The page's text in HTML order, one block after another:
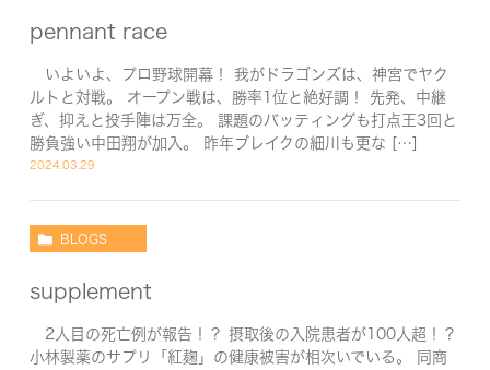
pennant race
いよいよ、プロ野球開幕！ 我がドラゴンズは、神宮でヤク
ルトと対戦。 オープン戦は、勝率1位と絶好調！ 先発、中継
ぎ、抑えと投手陣は万全。 課題のバッティングも打点王3回と
勝負強い中田翔が加入。 昨年ブレイクの細川も更な […]
2024.03.29
BLOGS
supplement
2人目の死亡例が報告！？ 摂取後の入院患者が100人超！？
小林製薬のサプリ「紅麹」の健康被害が相次いでいる。 同商